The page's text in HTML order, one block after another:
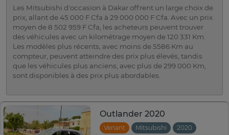
Les Mitsubishi d'occasion à Dakar offrent un large choix de
prix, allant de 45 000 F Cfa à 29 000 000 F Cfa. Avec un prix
moyen de 8 502 959 F Cfa, les acheteurs peuvent trouver
des véhicules avec un kilométrage moyen de 120 331 Km.
Les modèles plus récents, avec moins de 5586 Km au
compteur, peuvent atteindre des prix plus élevés, tandis
que les véhicules plus anciens, avec plus de 299 000 Km,
sont disponibles à des prix plus abordables.
Outlander 2020
Venant Mitsubishi 2020